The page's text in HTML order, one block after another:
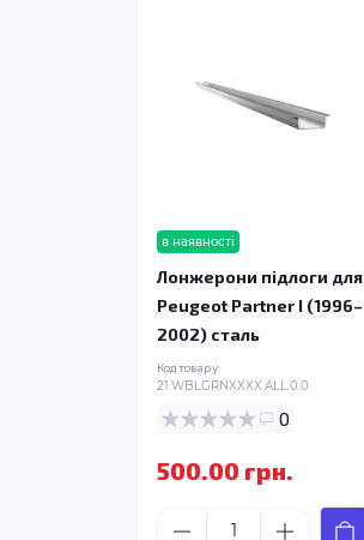
в наявності
Лонжерони підлоги для
Peugeot Partner I (1996–
2002) сталь
Код товару:
21.WBLGRNXXXX.ALL.0.0
0
500.00 грн.